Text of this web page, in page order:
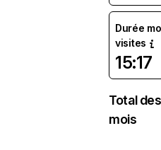
Durée
visites
15:17
Total
mois